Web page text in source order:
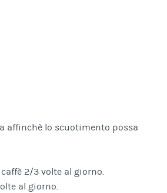
affinchè lo scuotimento possa
2/3 volte al giorno.
al giorno.